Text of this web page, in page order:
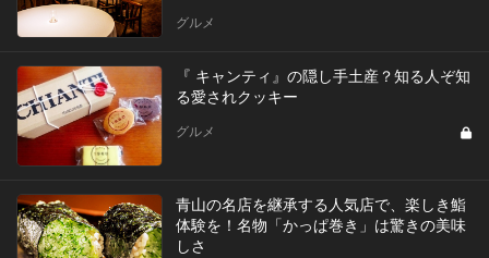
グルメ
『 キャンティ』の隠し手土産？知る人ぞ知
る愛されクッキー
グルメ
青山の名店を継承する人気店で、楽しき鮨
体験を！名物「かっぱ巻き」は驚きの美味
しさ